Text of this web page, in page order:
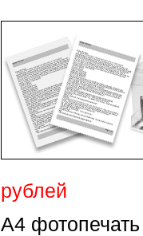
рублей
А4